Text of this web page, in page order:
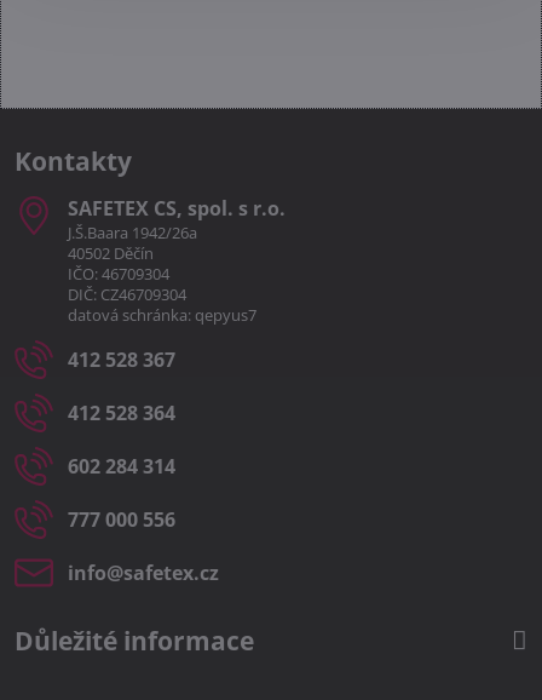
Kontakty
SAFETEX CS, spol​. s r​.o​.
J.Š.Baara 1942/26a
40502 Děčín
IČO: 46709304
DIČ: CZ46709304
datová schránka: qepyus7
412 528 367
412 528 364
602 284 314
777 000 556
info​@safetex​.cz
Důležité informace